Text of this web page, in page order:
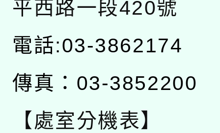
平西路一段420號
電話:03-3862174
傳真：03-3852200
【處室分機表】